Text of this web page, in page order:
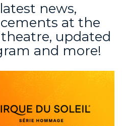
news,
at the
updated
and more!